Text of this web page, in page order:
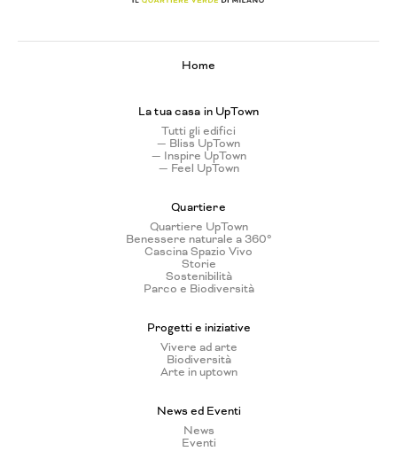
Home
La tua casa in UpTown
Tutti gli edifici
— Bliss UpTown
— Inspire UpTown
— Feel UpTown
Quartiere
Quartiere UpTown
Benessere naturale a 360°
Cascina Spazio Vivo
Storie
Sostenibilità
Parco e Biodiversità
Progetti e iniziative
Vivere ad arte
Biodiversità
Arte in uptown
News ed Eventi
News
Eventi